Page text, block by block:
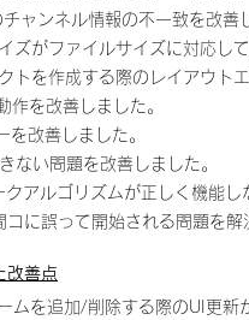
ャンネル情報の不一致を改善
がファイルサイズに対応し
を作成する際のレイアウト
作を改善しました。
を改善しました。
ない問題を改善しました。
アルゴリズムが正しく機能し
に誤って開始される問題を解
改善点
を追加/削除する際のUI更新